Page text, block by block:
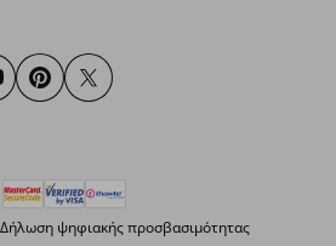
PinterestTwitter
Δήλωση ψηφιακής προσβασιμότητας